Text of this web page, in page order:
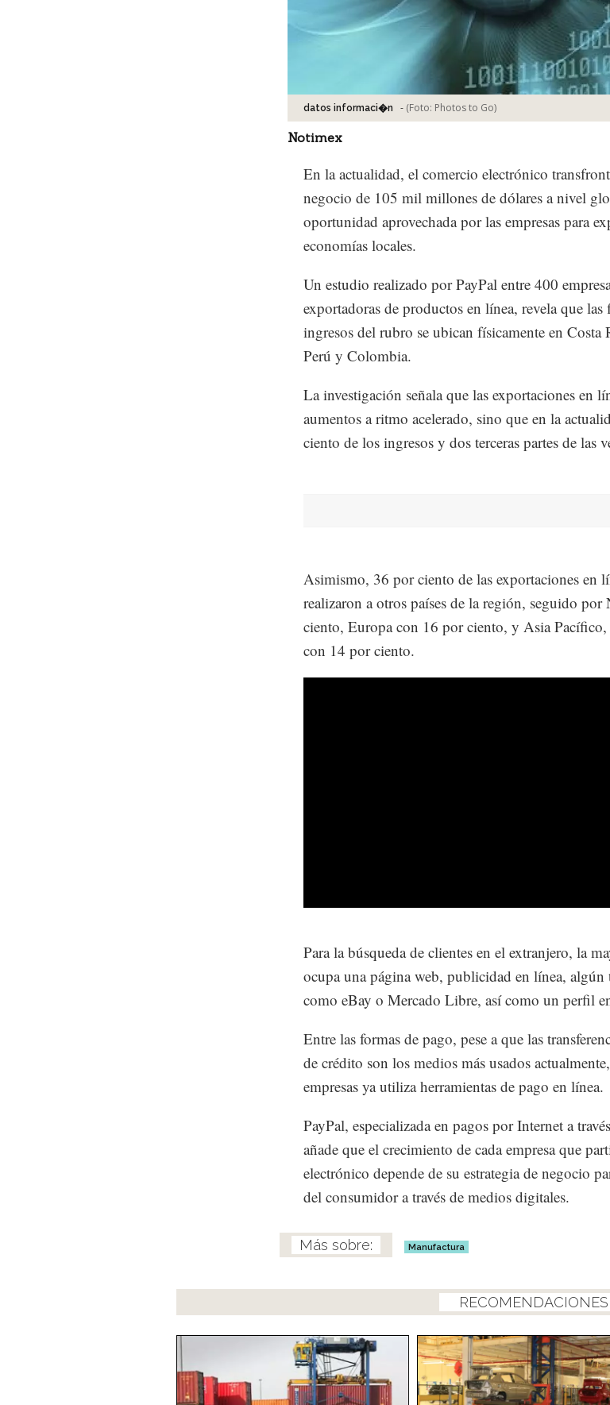
datos informaci�n - (Foto: Photos to Go)
Notimex
En la actualidad, el comercio electrónico
negocio de 105 mil millones de dólares a nivel
oportunidad aprovechada por las empresas para
economías locales.
Un estudio realizado por PayPal entre 400
exportadoras de productos en línea, revela que las
ingresos del rubro se ubican físicamente en
Perú y Colombia.
La investigación señala que las exportaciones en
aumentos a ritmo acelerado, sino que en la
ciento de los ingresos y dos terceras partes de las
Asimismo, 36 por ciento de las exportaciones en
realizaron a otros países de la región, seguido
ciento, Europa con 16 por ciento, y Asia
con 14 por ciento.
Para la búsqueda de clientes en el extranjero, la
ocupa una página web, publicidad en línea,
como eBay o Mercado Libre, así como un perfil
Entre las formas de pago, pese a que las
de crédito son los medios más usados
empresas ya utiliza herramientas de pago en línea.
PayPal, especializada en pagos por Internet a
añade que el crecimiento de cada empresa que
electrónico depende de su estrategia de negocio
del consumidor a través de medios digitales.
Manufactura
RECOMENDACIONES